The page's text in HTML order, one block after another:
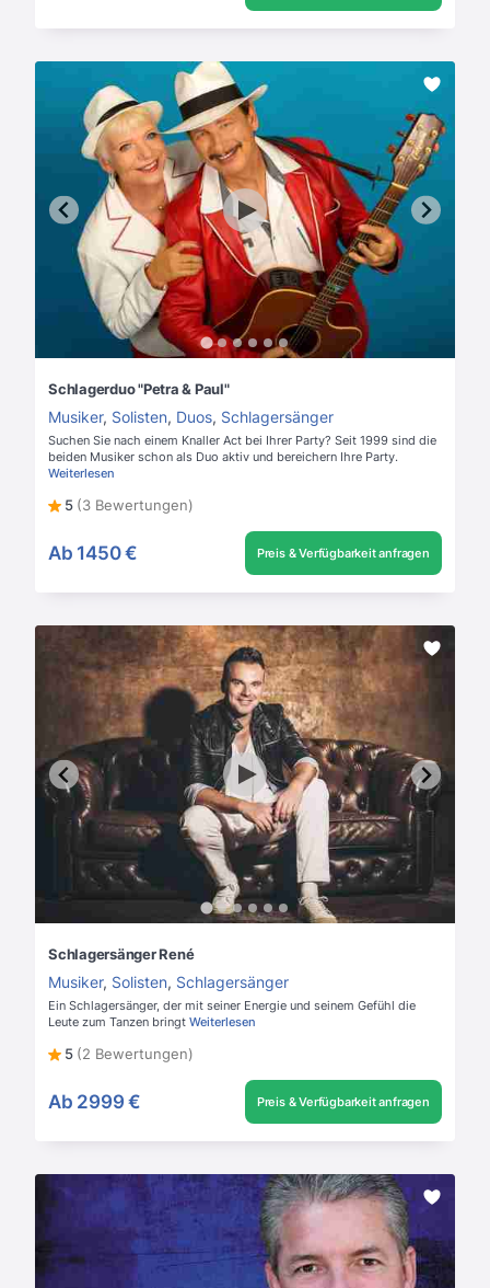
Schlagerduo "Petra & Paul"
Musiker, Solisten, Duos, Schlagersänger
Suchen Sie nach einem Knaller Act bei Ihrer Party? Seit 1999 sind die
beiden Musiker schon als Duo aktiv und bereichern Ihre Party.
Weiterlesen
5 (3 Bewertungen)
Ab 1450 € Preis & Verfügbarkeit anfragen
Schlagersänger René
Musiker, Solisten, Schlagersänger
Ein Schlagersänger, der mit seiner Energie und seinem Gefühl die
Leute zum Tanzen bringt Weiterlesen
5 (2 Bewertungen)
Ab 2999 € Preis & Verfügbarkeit anfragen